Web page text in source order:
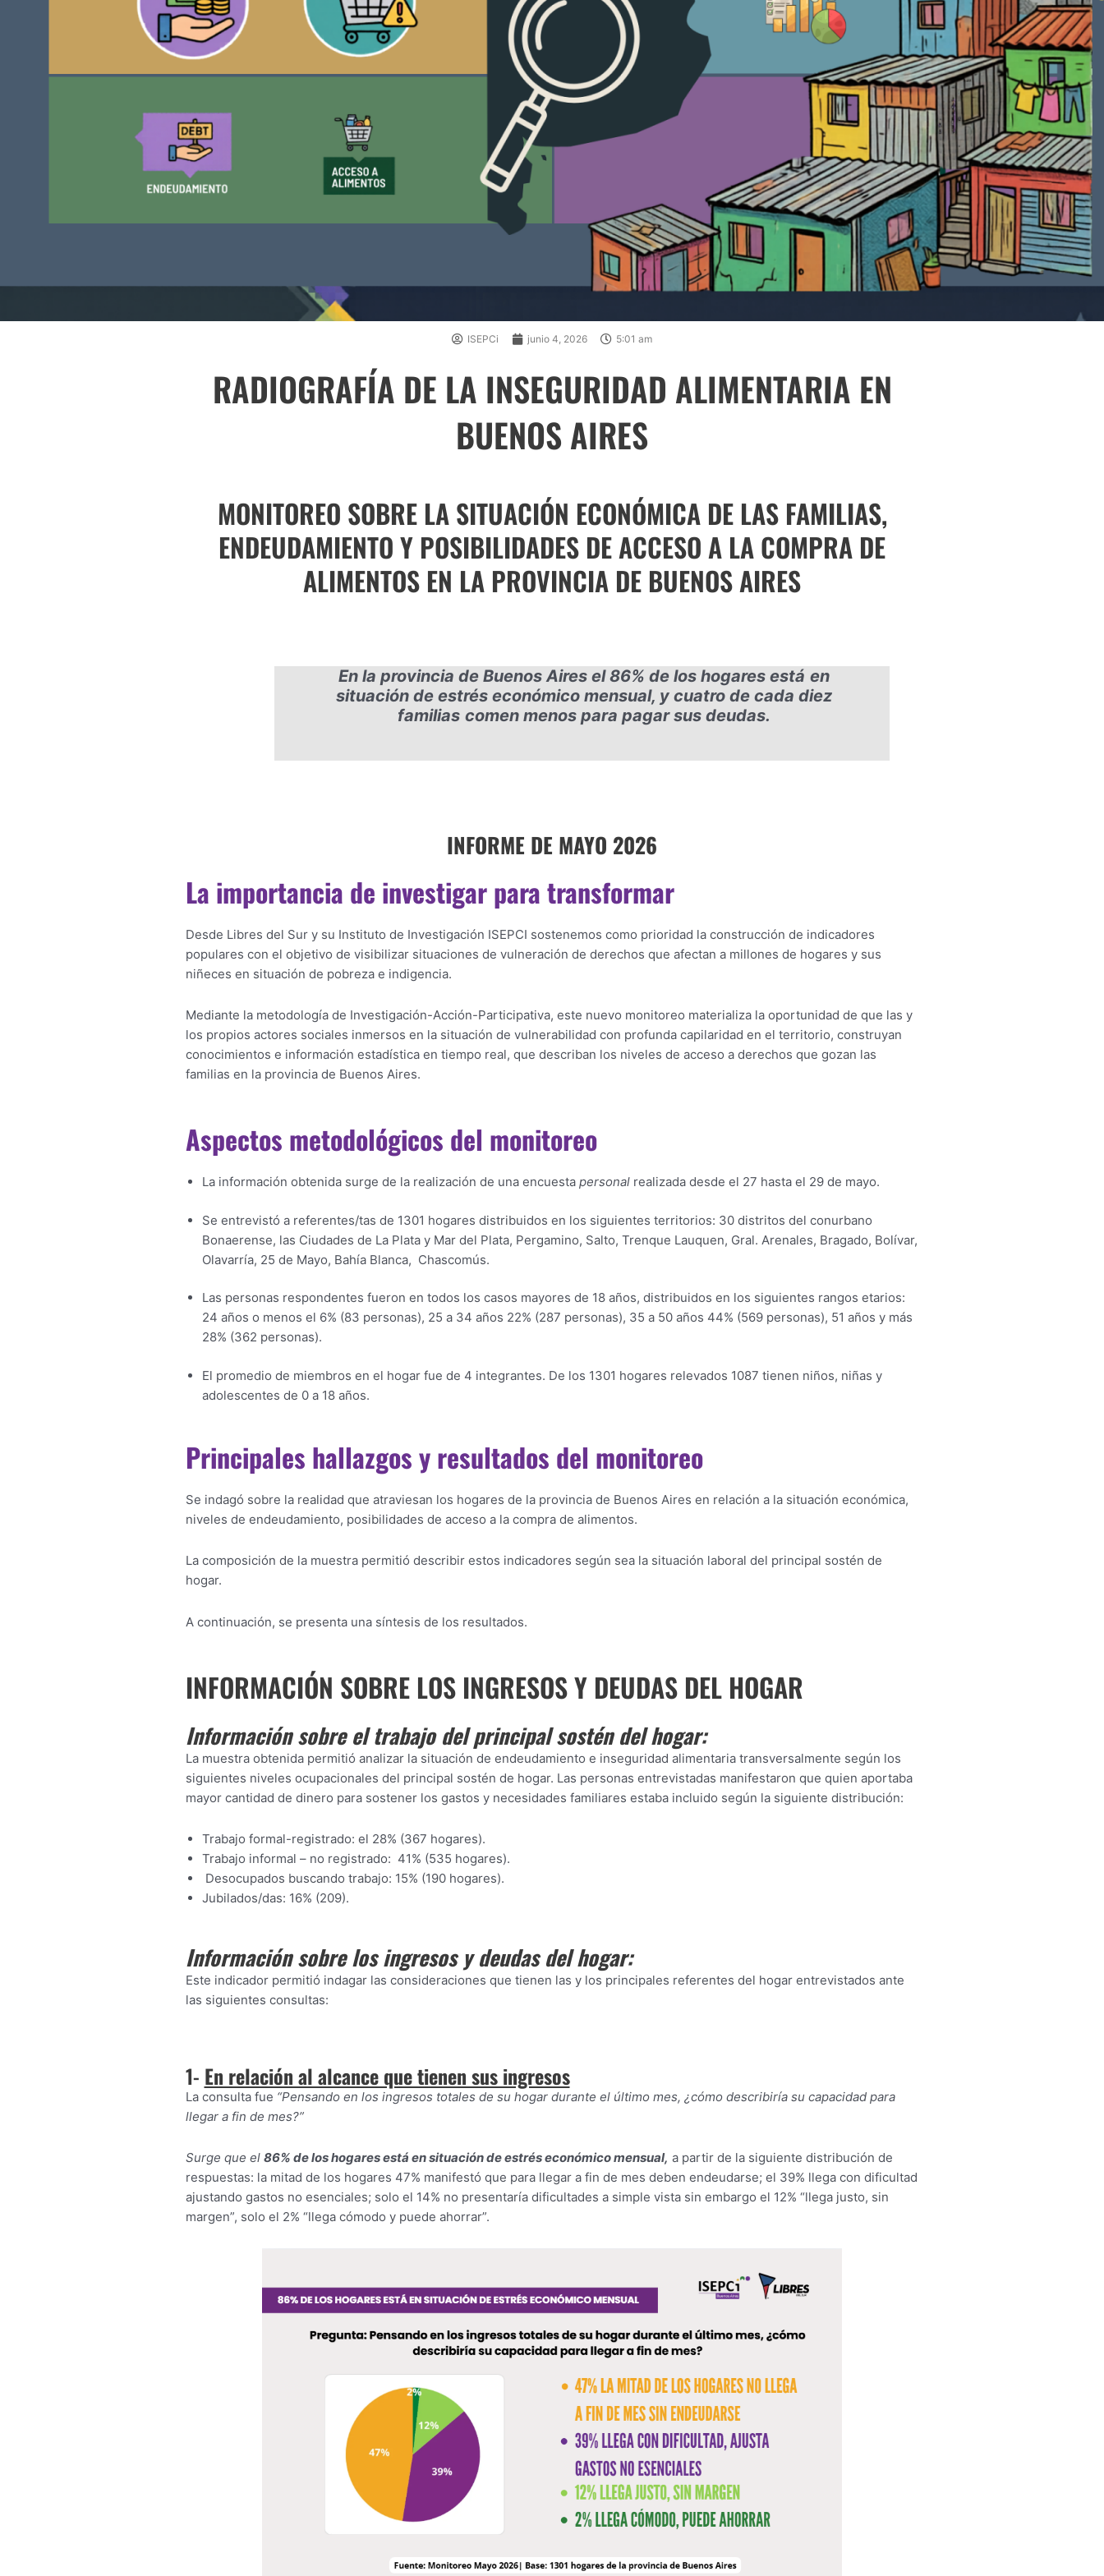
ISEPCi junio 4, 2026 5:01 am
RADIOGRAFÍA DE LA INSEGURIDAD ALIMENTARIA EN
BUENOS AIRES
MONITOREO SOBRE LA SITUACIÓN ECONÓMICA DE LAS FAMILIAS,
ENDEUDAMIENTO Y POSIBILIDADES DE ACCESO A LA COMPRA DE
ALIMENTOS EN LA PROVINCIA DE BUENOS AIRES
En la provincia de Buenos Aires el 86% de los hogares está en
situación de estrés económico mensual, y cuatro de cada diez
familias comen menos para pagar sus deudas.
INFORME DE MAYO 2026
La importancia de investigar para transformar
Desde Libres del Sur y su Instituto de Investigación ISEPCI sostenemos como prioridad la construcción de indicadores
populares con el objetivo de visibilizar situaciones de vulneración de derechos que afectan a millones de hogares y sus
niñeces en situación de pobreza e indigencia.
Mediante la metodología de Investigación-Acción-Participativa, este nuevo monitoreo materializa la oportunidad de que las y
los propios actores sociales inmersos en la situación de vulnerabilidad con profunda capilaridad en el territorio, construyan
conocimientos e información estadística en tiempo real, que describan los niveles de acceso a derechos que gozan las
familias en la provincia de Buenos Aires.
Aspectos metodológicos del monitoreo
La información obtenida surge de la realización de una encuesta personalrealizada desde el 27 hasta el 29 de mayo.
Se entrevistó a referentes/tas de 1301 hogares distribuidos en los siguientes territorios: 30 distritos del conurbano
Bonaerense, las Ciudades de La Plata y Mar del Plata, Pergamino, Salto, Trenque Lauquen, Gral. Arenales, Bragado, Bolívar,
Olavarría, 25 de Mayo, Bahía Blanca, Chascomús.
Las personas respondentes fueron en todos los casos mayores de 18 años, distribuidos en los siguientes rangos etarios:
24 años o menos el 6% (83 personas), 25 a 34 años 22% (287 personas), 35 a 50 años 44% (569 personas), 51 años y más
28% (362 personas).
El promedio de miembros en el hogar fue de 4 integrantes. De los 1301 hogares relevados 1087 tienen niños, niñas y
adolescentes de 0 a 18 años.
Principales hallazgos y resultados del monitoreo
Se indagó sobre la realidad que atraviesan los hogares de la provincia de Buenos Aires en relación a la situación económica,
niveles de endeudamiento, posibilidades de acceso a la compra de alimentos.
La composición de la muestra permitió describir estos indicadores según sea la situación laboral del principal sostén de
hogar.
A continuación, se presenta una síntesis de los resultados.
INFORMACIÓN SOBRE LOS INGRESOS Y DEUDAS DEL HOGAR
Información sobre el trabajo del principal sostén del hogar:
La muestra obtenida permitió analizar la situación de endeudamiento e inseguridad alimentaria transversalmente según los
siguientes niveles ocupacionales del principal sostén de hogar. Las personas entrevistadas manifestaron que quien aportaba
mayor cantidad de dinero para sostener los gastos y necesidades familiares estaba incluido según la siguiente distribución:
Trabajo formal-registrado: el 28% (367 hogares).
Trabajo informal – no registrado: 41% (535 hogares).
Desocupados buscando trabajo: 15% (190 hogares).
Jubilados/das: 16% (209).
Información sobre los ingresos y deudas del hogar:
Este indicador permitió indagar las consideraciones que tienen las y los principales referentes del hogar entrevistados ante
las siguientes consultas:
1- En relación al alcance que tienen sus ingresos
La consulta fue “Pensando en los ingresos totales de su hogar durante el último mes, ¿cómo describiría su capacidad para
llegar a fin de mes?”
Surge que el 86% de los hogares está en situación de estrés económico mensual, a partir de la siguiente distribución de
respuestas: la mitad de los hogares 47% manifestó que para llegar a fin de mes deben endeudarse; el 39% llega con dificultad
ajustando gastos no esenciales; solo el 14% no presentaría dificultades a simple vista sin embargo el 12% “llega justo, sin
margen”, solo el 2% “llega cómodo y puede ahorrar”.